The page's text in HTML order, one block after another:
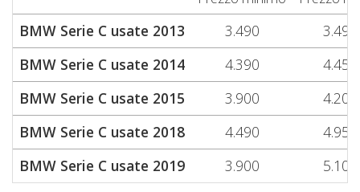
BMW Serie C usate 2013 3.490
3.490
BMW Serie C usate 2014
4.390
4.450
BMW Serie C usate 2015
3.900
4.200
BMW Serie C usate 2018
4.490
4.950
BMW Serie C usate 2019
3.900 5.100